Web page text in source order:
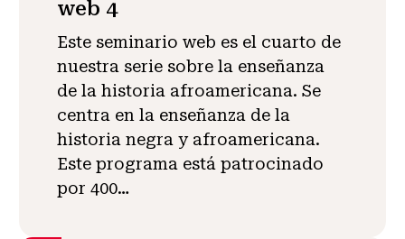
web 4
Este seminario web es el cuarto de
nuestra serie sobre la enseñanza
de la historia afroamericana. Se
centra en la enseñanza de la
historia negra y afroamericana.
Este programa está patrocinado
por 400…